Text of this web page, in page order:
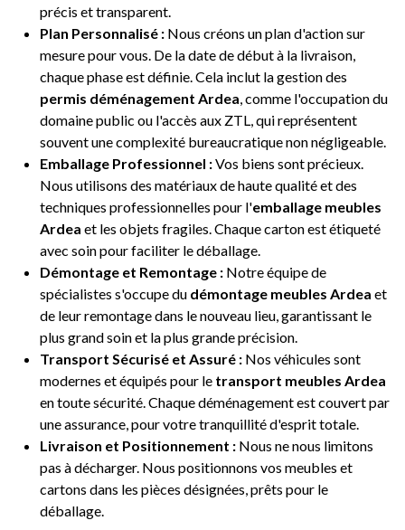
précis et transparent.
Plan Personnalisé : Nous créons un plan d'action sur
mesure pour vous. De la date de début à la livraison,
chaque phase est définie. Cela inclut la gestion des
permis déménagement Ardea, comme l'occupation du
domaine public ou l'accès aux ZTL, qui représentent
souvent une complexité bureaucratique non négligeable.
Emballage Professionnel :Vos biens sont précieux.
Nous utilisons des matériaux de haute qualité et des
techniques professionnelles pour l'emballage meubles
Ardea et les objets fragiles. Chaque carton est étiqueté
avec soin pour faciliter le déballage.
Démontage et Remontage : Notre équipe de
spécialistes s'occupe du démontage meubles Ardea et
de leur remontage dans le nouveau lieu, garantissant le
plus grand soin et la plus grande précision.
Transport Sécurisé et Assuré : Nos véhicules sont
modernes et équipés pour le transport meubles Ardea
en toute sécurité. Chaque déménagement est couvert par
une assurance, pour votre tranquillité d'esprit totale.
Livraison et Positionnement : Nous ne nous limitons
pas à décharger. Nous positionnons vos meubles et
cartons dans les pièces désignées, prêts pour le
déballage.